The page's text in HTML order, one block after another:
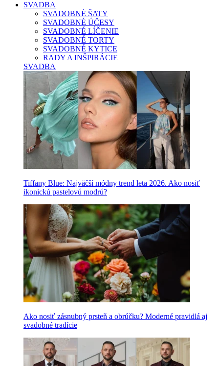
SVADBA
SVADOBNÉ ŠATY
SVADOBNÉ ÚČESY
SVADOBNÉ LÍČENIE
SVADOBNÉ TORTY
SVADOBNÉ KYTICE
RADY A INŠPIRÁCIE
SVADBA
Tiffany Blue: Najväčší módny trend leta 2026. Ako nosiť
ikonickú pastelovú modrú?
Ako nosiť zásnubný prsteň a obrúčku? Moderné pravidlá aj
svadobné tradície